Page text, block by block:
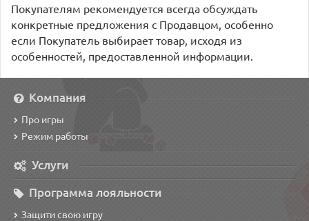
Покупателям рекомендуется всегда обсуждать
конкретные предложения с Продавцом, особенно
если Покупатель выбирает товар, исходя из
особенностей, предоставленной информации.
Компания
Про игры
Режим работы
Услуги
Программа лояльности
Защити свою игру